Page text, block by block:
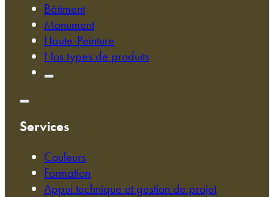
Bâtiment
Monument
Haute-Peinture
Nos types de produits
Services
Couleurs
Formation
Appui technique et gestion de projet